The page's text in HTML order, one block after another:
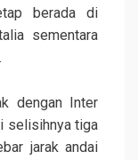
berada di
sementara
dengan Inter
selisihnya tiga
jarak andai